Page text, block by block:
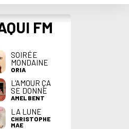
FM
SOIRÉE
MONDAINE
ORIA
L'AMOUR ÇA
SE DONNE
AMEL BENT
LA LUNE
CHRISTOPHE
MAE